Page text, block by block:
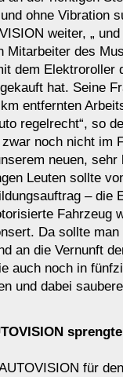
ohne Vibration
weiter, „
Mitarbeiter des
dem Elektroroller
hat. Seine
entfernten
regelrecht“, so
noch nicht im
neuen, sehr
Leuten sollte
– die
Fahrzeug
Da sollte
an die Vernunft
auch noch in
und dabei
für